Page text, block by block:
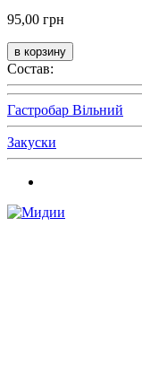
95,00 грн
Состав:
Гастробар Вільний
Закуски